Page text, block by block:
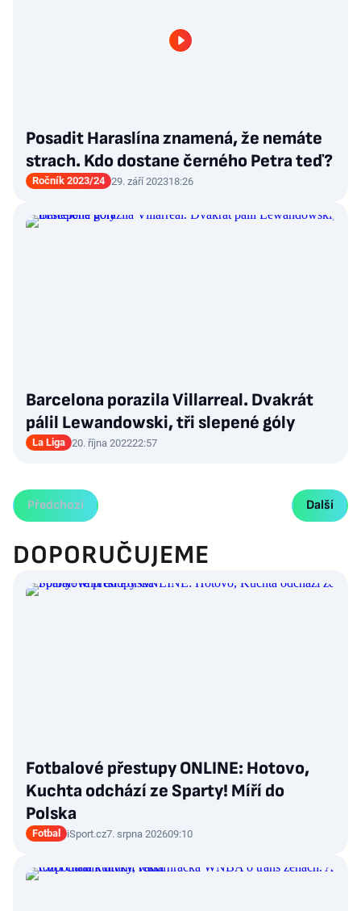
Posadit Haraslína znamená, že nemáte
strach. Kdo dostane černého Petra teď?
Ročník 2023/24 29. září 202318:26
Barcelona porazila Villarreal. Dvakrát
pálil Lewandowski, tři slepené góly
La Liga 20. října 202222:57
Předchozí Další
DOPORUČUJEME
Fotbalové přestupy ONLINE: Hotovo,
Kuchta odchází ze Sparty! Míří do
Polska
Fotbal iSport.cz7. srpna 202609:10